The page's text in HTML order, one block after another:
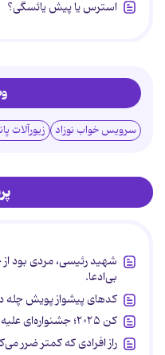
استرس یا پیش یائسگی؟
سرویس خواب نوزاد زیورآلات
شهید رئیسی، مردی بود
بی‌ادعا.
کدهای پیشواز پویش چله
کن ۲۰۲۵؛ جشنواره‌ای علیه خانواده
راز افرادی که کمتر ضرر